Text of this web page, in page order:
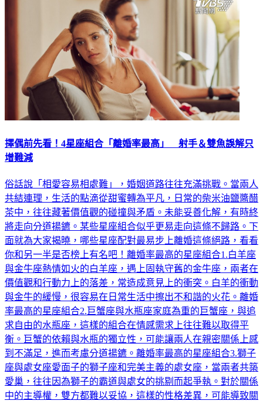
擇偶前先看！4星座組合「離婚率最高」 射手＆雙魚誤解只
增難減
俗話說「相愛容易相處難」，婚姻道路往往充滿挑戰。當兩人
共結連理，生活的點滴從甜蜜轉為平凡，日常的柴米油鹽醬醋
茶中，往往藏著價值觀的碰撞與矛盾。未能妥善化解，有時終
將走向分道揚鑣。某些星座組合似乎更易走向這條不歸路。下
面就為大家揭曉，哪些星座配對最易步上離婚這條絕路，看看
你和另一半是否榜上有名吧！離婚率最高的星座組合1.白羊座
與金牛座熱情如火的白羊座，遇上固執守舊的金牛座，兩者在
價值觀和行動力上的落差，常造成意見上的衝突。白羊的衝動
與金牛的緩慢，很容易在日常生活中擦出不和諧的火花。離婚
率最高的星座組合2.巨蟹座與水瓶座家庭為重的巨蟹座，與追
求自由的水瓶座，這樣的組合在情感需求上往往難以取得平
衡。巨蟹的依賴與水瓶的獨立性，可能讓兩人在親密關係上感
到不滿足，進而考慮分道揚鑣。離婚率最高的星座組合3.獅子
座與處女座愛面子的獅子座和完美主義的處女座，當兩者共築
愛巢，往往因為獅子的霸道與處女的挑剔而起爭執。對於關係
中的主導權，雙方都難以妥協，這樣的性格差異，可能導致關